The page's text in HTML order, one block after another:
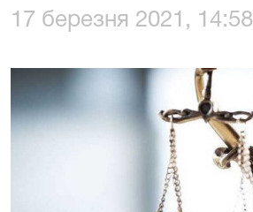
17 березня 2021, 14:58